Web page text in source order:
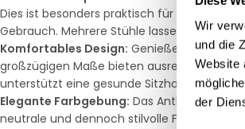
Wir
und die
Website
der
Dies ist besonders praktisch für flexible
Gebrauch. Mehrere Stühle lassen sich
Komfortables Design: Genießen Sie
großzügigen Maße bieten ausreichend
unterstützt eine gesunde Sitzhaltung und
Elegante Farbgebung: Das Anthrazit
neutrale und dennoch stilvolle Farbe